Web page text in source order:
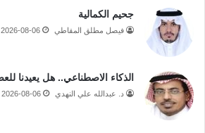
جحيم الكمالية
فيصل مطلق المقاطي 2026-08-06
الذكاء الاصطناعي.. هل يعيدنا
د. عبدالله علي النهدي 2026-08-06